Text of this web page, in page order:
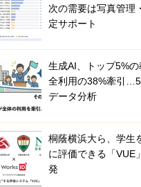
次の需要は写真管理
定サポート
生成AI、トップ5%
全利用の38%牽引
データ分析
桐蔭横浜大ら、学生
に評価できる「VUE
発